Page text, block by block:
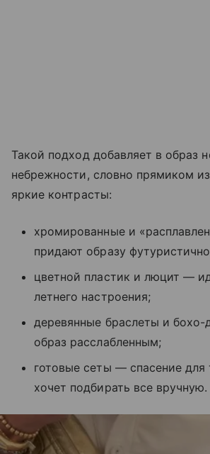
Такой подход добавляет в образ
небрежности, словно прямиком
яркие контрасты:
хромированные и
придают образу
цветной пластик и люцит —
летнего настроения;
деревянные браслеты и
образ расслабленным;
готовые сеты — спасение для
хочет подбирать все вручную.